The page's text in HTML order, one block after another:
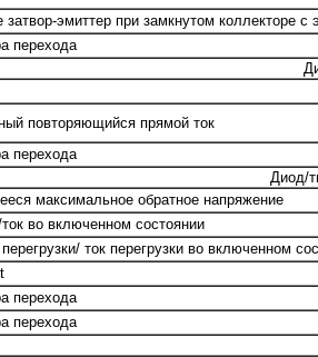
затвор-эмиттер при замкнутом коллекторе с
перехода
повторяющийся прямой ток
перехода
Диод/
максимальное обратное напряжение
во включенном состоянии
ток перегрузки во включенном
перехода
перехода